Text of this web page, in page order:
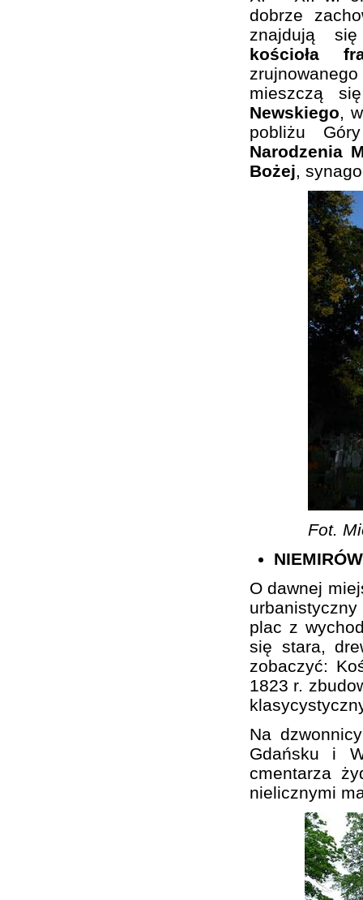
dobrze
znajdują
kościoła
mieszczą
Newskiego,
pobliżu
Narodzenia
Bożej,
Fot.
NIEMIRÓW
O dawnej
plac z
się stara,
zobaczyć:
1823 r.
Na
Gdańsku i
cmentarza
nielicznymi